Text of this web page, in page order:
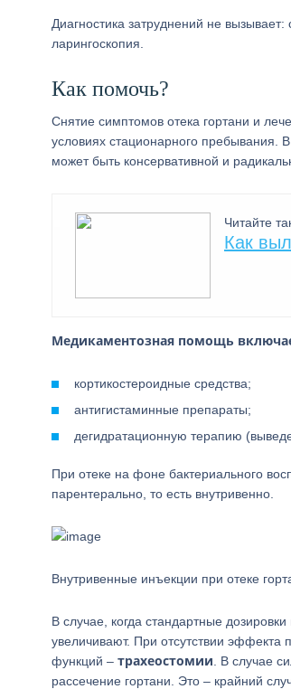
Диагностика затруднений не
ларингоскопия.
Как помочь?
Снятие симптомов отека гортани и
условиях стационарного пребывания.
может быть консервативной и
Читайте
Как
Медикаментозная помощь
кортикостероидные средства;
антигистаминные препараты;
дегидратационную терапию
При отеке на фоне бактериального
парентерально, то есть внутривенно.
Внутривенные инъекции при отеке
В случае, когда стандартные
увеличивают. При отсутствии эффекта
функций – трахеостомии . В случае
рассечение гортани. Это – крайний